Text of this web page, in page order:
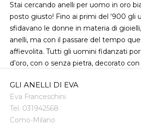
Stai cercando anelli per uomo in oro
posto giusto! Fino ai primi del ‘900 gli
sfidavano le donne in materia di
anelli, ma con il passare del tempo
affievolita. Tutti gli uomini fidanzati
d’oro, con o senza pietra, decorato con
GLI ANELLI DI EVA
Eva Franceschini
Tel. 031942568
Como-Milano